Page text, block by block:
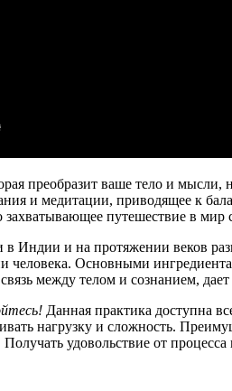
преобразит ваше тело и
и медитации, приводящее к
захватывающее путешествие в
в Индии и на протяжении веков
человека. Основными
между телом и сознанием,
Данная практика доступна
нагрузку и сложность.
удовольствие от